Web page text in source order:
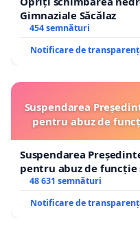
Gimnaziale Săcălaz
454 semnături
Notificare de
Suspendarea
pentru abuz de
Suspendarea
pentru abuz de
48 631 semnături
Notificare de